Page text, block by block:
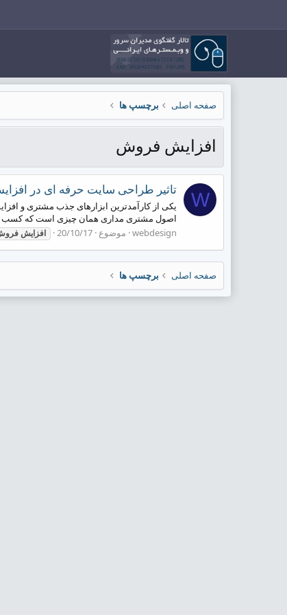
صفحه اصلی برچسپ ها
افزایش فروش
W تاثیر طراحی سایت حرفه ای در
یکی از کارآمدترین ابزارهای جذب مشتری و
اصول مشتری مداری همان چیزی است که کسب و
webdesign موضوع 20/10/17 افزایش
صفحه اصلی برچسپ ها